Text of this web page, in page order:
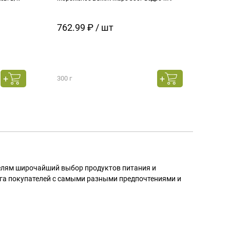
762.99 ₽ / шт
300 г
широчайший выбор продуктов питания и
покупателей с самыми разными предпочтениями и